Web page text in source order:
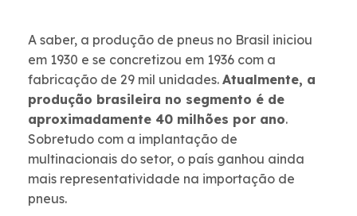
A saber, a produção de pneus no Brasil iniciou
em 1930 e se concretizou em 1936 com a
fabricação de 29 mil unidades. Atualmente, a
produção brasileira no segmento é de
aproximadamente 40 milhões por ano.
Sobretudo com a implantação de
multinacionais do setor, o país ganhou ainda
mais representatividade na importação de
pneus.